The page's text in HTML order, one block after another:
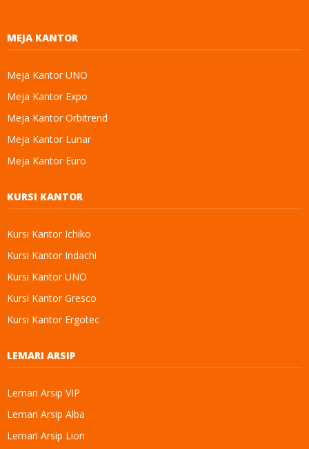
MEJA KANTOR
Meja Kantor UNO
Meja Kantor Expo
Meja Kantor Orbitrend
Meja Kantor Lunar
Meja Kantor Euro
KURSI KANTOR
Kursi Kantor Ichiko
Kursi Kantor Indachi
Kursi Kantor UNO
Kursi Kantor Gresco
Kursi Kantor Ergotec
LEMARI ARSIP
Lemari Arsip VIP
Lemari Arsip Alba
Lemari Arsip Lion